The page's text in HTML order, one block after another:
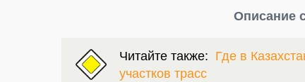
Описание
Читайте также: Где в
участков трасс